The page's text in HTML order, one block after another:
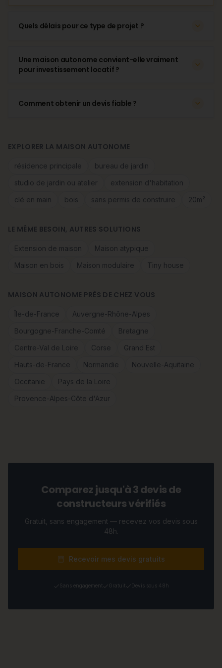
Quels délais pour ce type de projet ?
Une maison autonome convient-elle vraiment
pour investissement locatif ?
Comment obtenir un devis fiable ?
EXPLORER LA MAISON AUTONOME
résidence principale
bureau de jardin
studio de jardin ou atelier
extension d'habitation
clé en main
bois sans permis de construire 20m²
LE MÊME BESOIN, AUTRES SOLUTIONS
Extension de maison
Maison atypique
Maison en bois
Maison modulaire Tiny house
MAISON AUTONOME PRÈS DE CHEZ VOUS
Île-de-France
Auvergne-Rhône-Alpes
Bourgogne-Franche-Comté
Bretagne
Centre-Val de Loire
Corse
Grand Est
Hauts-de-France
Normandie
Nouvelle-Aquitaine
Occitanie
Pays de la Loire
Provence-Alpes-Côte d'Azur
Comparez jusqu'à 3 devis de
constructeurs vérifiés
Gratuit, sans engagement — recevez vos devis sous
48h.
Recevoir mes devis gratuits
Sans engagement Gratuit Devis sous 48h